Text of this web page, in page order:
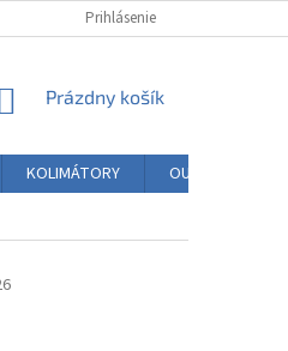
ÚDAJOV BLOG
Prihlásenie
NÁKUPNÝ
Prázdny košík
KOLIMÁTORY
OUTDOOR